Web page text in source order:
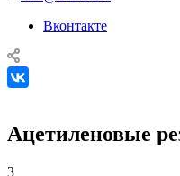
Вконтакте
Ацетиленовые
3